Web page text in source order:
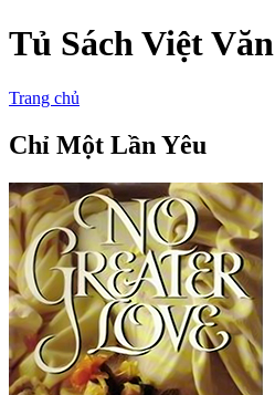
Tủ Sách Việt Văn
Trang chủ
Chỉ Một Lần Yêu